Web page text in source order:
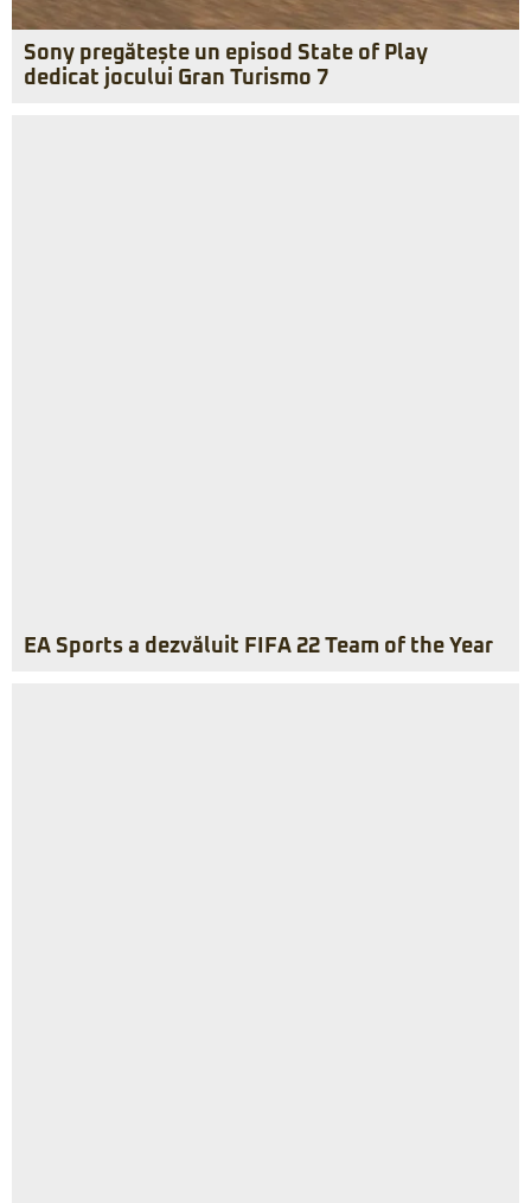
Sony pregătește un episod State of Play
dedicat jocului Gran Turismo 7
EA Sports a dezvăluit FIFA 22 Team of the Year